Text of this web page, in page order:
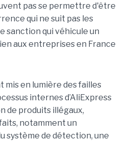
pas se permettre d'être
qui ne suit pas les
sanction qui véhicule un
aux entreprises en France
mis en lumière des failles
internes d’AliExpress
de produits illégaux,
notamment un
système de détection, une